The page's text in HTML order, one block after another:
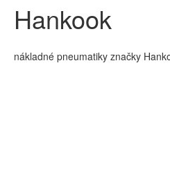
Hankook
nákladné pneumatiky značky